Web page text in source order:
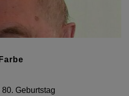
Geburtstag